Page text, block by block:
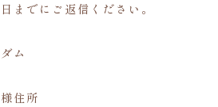
までにご返信ください。
ム
住所